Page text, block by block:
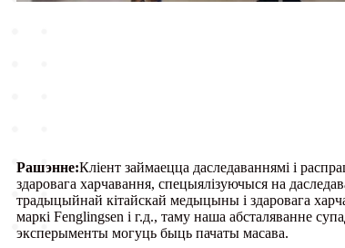
Рашэнне:Кліент займаецца даследаваннямі і
здаровага харчавання, спецыялізуючыся на
традыцыйнай кітайскай медыцыны і здаровага
маркі Fenglingsen і г.д., таму наша абсталяванне
эксперыменты могуць быць пачаты масава.